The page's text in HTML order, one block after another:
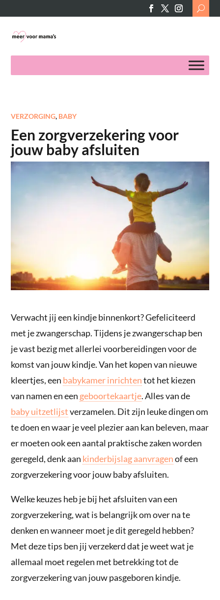
Search
for:
VERZORGING, BABY
Een zorgverzekering voor
jouw baby afsluiten
Verwacht jij een kindje binnenkort? Gefeliciteerd
met je zwangerschap. Tijdens je zwangerschap ben
je vast bezig met allerlei voorbereidingen voor de
komst van jouw kindje. Van het kopen van nieuwe
kleertjes, een babykamer inrichtentot het kiezen
van namen en een geboortekaartje. Alles van de
baby uitzetlijstverzamelen. Dit zijn leuke dingen om
te doen en waar je veel plezier aan kan beleven, maar
er moeten ook een aantal praktische zaken worden
geregeld, denk aan kinderbijslag aanvragenof een
zorgverzekering voor jouw baby afsluiten.
Welke keuzes heb je bij het afsluiten van een
zorgverzekering, wat is belangrijk om over na te
denken en wanneer moet je dit geregeld hebben?
Met deze tips ben jij verzekerd dat je weet wat je
allemaal moet regelen met betrekking tot de
zorgverzekering van jouw pasgeboren kindje.